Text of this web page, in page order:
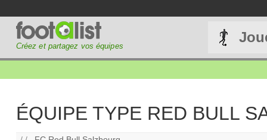
Créez et partagez vos équipes
ÉQUIPE TYPE RED BULL